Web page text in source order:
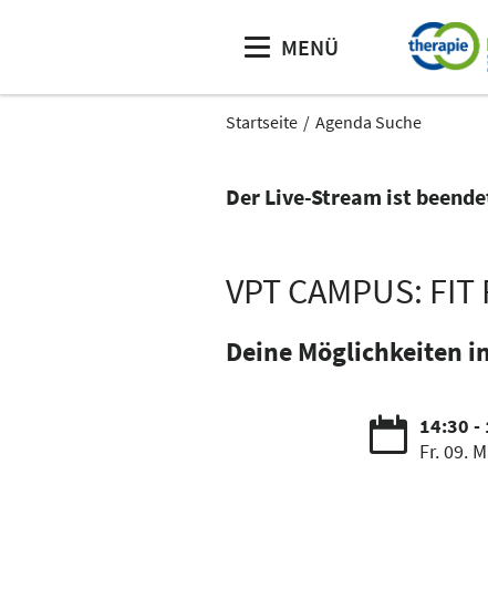
MENÜ
Startseite Agenda Suche
Der Live-Stream ist
VPT CAMPUS: FIT
Deine Möglichkeiten
14:30 -
Fr. 09.